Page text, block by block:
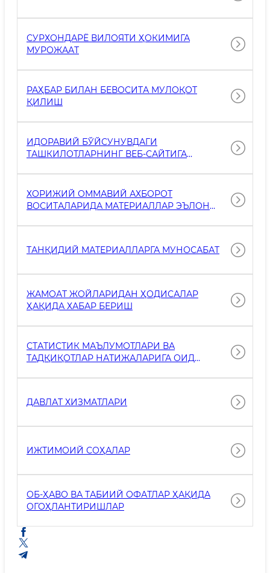
СУРХОНДАРЁ ВИЛОЯТИ ҲОКИМИГА
МУРОЖААТ
РАҲБАР БИЛАН БЕВОСИТА МУЛОҚОТ
ҚИЛИШ
ИДОРАВИЙ БЎЙСУНУВДАГИ
ТАШКИЛОТЛАРНИНГ ВЕБ-САЙТИГА
ХОРИЖИЙ ОММАВИЙ АХБОРОТ
ВОСИТАЛАРИДА МАТЕРИАЛЛАР ЭЪЛОН
ТАНҚИДИЙ МАТЕРИАЛЛАРГА МУНОСАБАТ
ЖАМОАТ ЖОЙЛАРИДАН ҲОДИСАЛАР
ҲАҚИДА ХАБАР БЕРИШ
СТАТИСТИК МАЪЛУМОТЛАРИ ВА
ТАДҚИҚОТЛАР НАТИЖАЛАРИГА ОИД
ДАВЛАТ ХИЗМАТЛАРИ
ИЖТИМОИЙ СОҲАЛАР
ОБ-ҲАВО ВА ТАБИИЙ ОФАТЛАР ҲАҚИДА
ОГОҲЛАНТИРИШЛАР